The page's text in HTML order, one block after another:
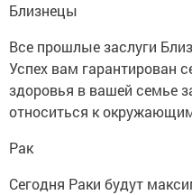
Близнецы
Все прошлые заслуги
Успех вам гарантирован
здоровья в вашей семье
относиться к
Рак
Сегодня Раки будут